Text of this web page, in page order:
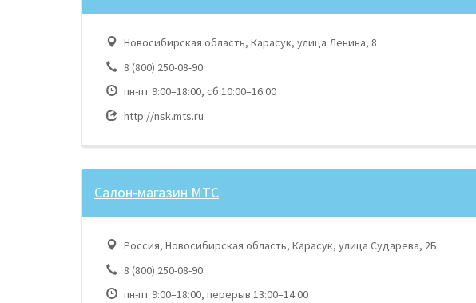
Новосибирская область, Карасук, улица Ленина, 8
8 (800) 250-08-90
пн-пт 9:00–18:00, сб 10:00–16:00
http://nsk.mts.ru
Салон-магазин МТС
Россия, Новосибирская область, Карасук, улица Сударева, 2Б
8 (800) 250-08-90
пн-пт 9:00–18:00, перерыв 13:00–14:00